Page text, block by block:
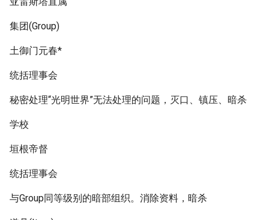
集团(Group)
土御门元春*
统括理事会
秘密处理“光明世界”无法处理的问题，灭口、镇压、暗杀
学校
垣根帝督
统括理事会
与Group同等级别的暗部组织。消除资料，暗杀